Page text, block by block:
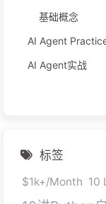
基础概念
AI Agent
AI Agent实战
标签
$1k+/Month 10